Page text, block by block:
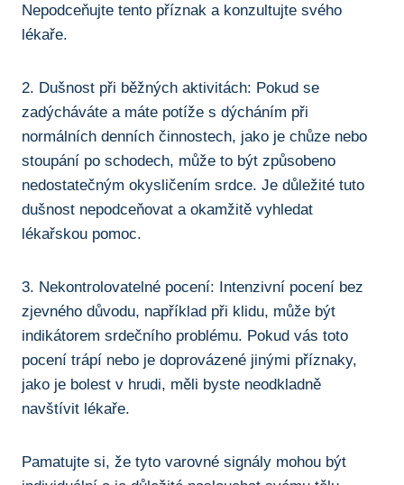
⁣Nepodceňujte tento příznak ⁤a konzultujte svého
lékaře.
2. Dušnost při ⁢běžných aktivitách: Pokud se
zadýcháváte a ​máte potíže s dýcháním při
normálních denních činnostech, jako ‍je ⁢chůze nebo⁣
stoupání po schodech, může to ⁤být způsobeno
nedostatečným okysličením ‌srdce.​ Je ‌důležité tuto⁤
dušnost⁢ nepodceňovat a okamžitě vyhledat
lékařskou pomoc.
3. Nekontrolovatelné pocení: Intenzivní pocení bez‍
zjevného důvodu, například při klidu, může být
indikátorem⁢ srdečního problému. Pokud ‍vás toto
pocení trápí ‌nebo je⁤ doprovázené jinými příznaky,
jako je bolest v hrudi, ‍měli byste ‍neodkladně
navštívit lékaře.
Pamatujte si, že tyto varovné signály mohou být